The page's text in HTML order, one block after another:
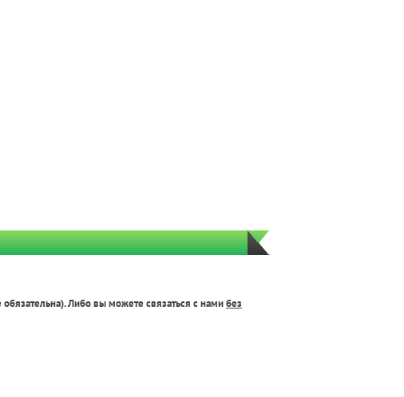
обязательна). Либо вы можете связаться с намибез